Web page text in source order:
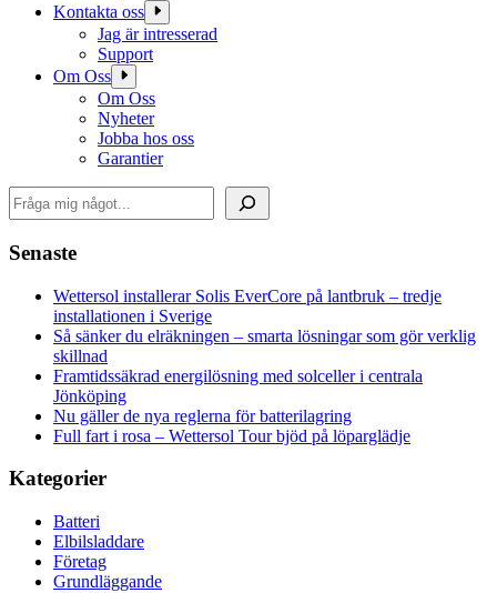
Kontakta oss
Jag är intresserad
Support
Om Oss
Om Oss
Nyheter
Jobba hos oss
Garantier
Sök
Senaste
Wettersol installerar Solis EverCore på lantbruk – tredje
installationen i Sverige
Så sänker du elräkningen – smarta lösningar som gör verklig
skillnad
Framtidssäkrad energilösning med solceller i centrala
Jönköping
Nu gäller de nya reglerna för batterilagring
Full fart i rosa – Wettersol Tour bjöd på löparglädje
Kategorier
Batteri
Elbilsladdare
Företag
Grundläggande